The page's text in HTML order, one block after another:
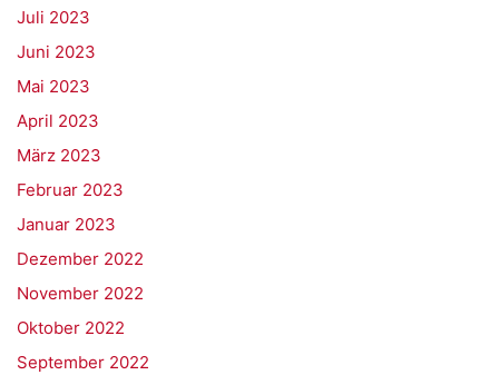
Juli 2023
Juni 2023
Mai 2023
April 2023
März 2023
Februar 2023
Januar 2023
Dezember 2022
November 2022
Oktober 2022
September 2022